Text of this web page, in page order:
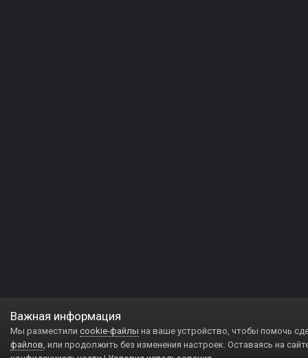
Важная информация
Мы разместили cookie-файлы на ваше устройство, чтобы помочь
файлов, или продолжить без изменения настроек. Оставаясь на